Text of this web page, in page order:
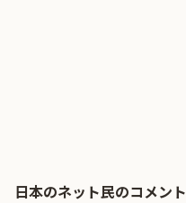
日本のネット民のコメント